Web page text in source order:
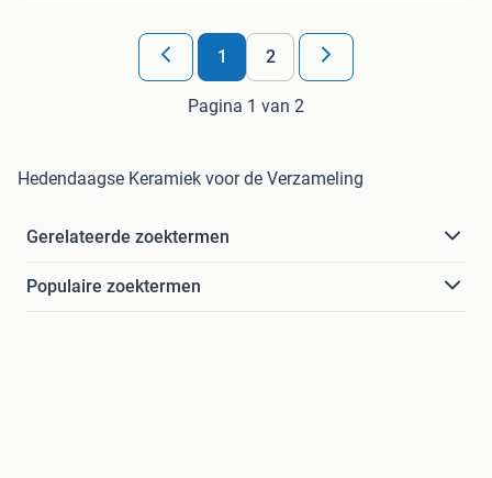
1 2
Pagina 1 van 2
Hedendaagse Keramiek voor de Verzameling
Gerelateerde zoektermen
Populaire zoektermen